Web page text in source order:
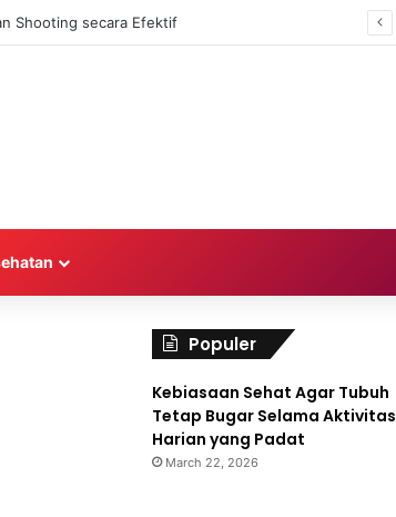
Shooting secara Efektif
Populer
Kebiasaan Sehat Agar Tubuh
Tetap Bugar Selama Aktivitas
Harian yang Padat
March 22, 2026